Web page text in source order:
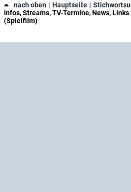
nach oben Hauptseite
Infos, Streams, TV-Termine, News,
(Spielfilm)